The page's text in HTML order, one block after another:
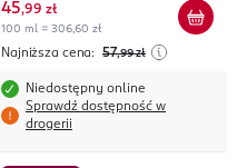
45,99 zł
100 ml = 306,60 zł
Najniższa cena: 57,99 zł
Niedostępny online
Sprawdź dostępność w
drogerii